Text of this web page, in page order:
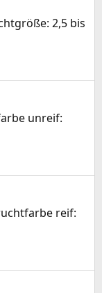
2,5 bis
unreif:
reif: